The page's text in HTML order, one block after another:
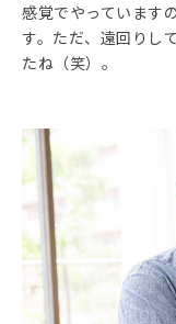
感覚でやっています
す。ただ、遠回りし
たね（笑）。